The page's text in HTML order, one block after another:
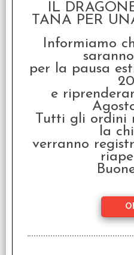
Choose
- L'Ombra
€
Choose
- Il Caso
€
I clienti che
IL
TANA PER
Informiamo
per la pausa
e
Tutti gli ordini
la
verranno